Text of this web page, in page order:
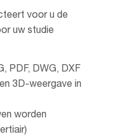
voor u de
uw studie
PDF, DWG, DXF
3D-weergave in
worden